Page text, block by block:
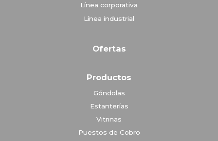
Línea corporativa
Línea industrial
Ofertas
Productos
Góndolas
Estanterías
Vitrinas
Puestos de Cobro